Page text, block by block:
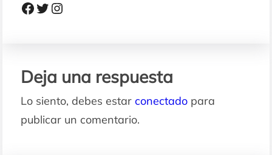
Facebook Twitter Instagram
Deja una respuesta
Lo siento, debes estarconectado para
publicar un comentario.